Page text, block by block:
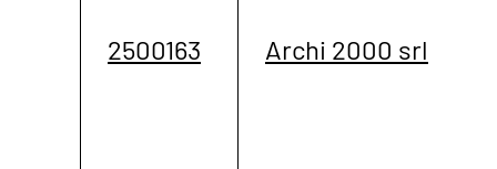
2500163 Archi 2000 srl